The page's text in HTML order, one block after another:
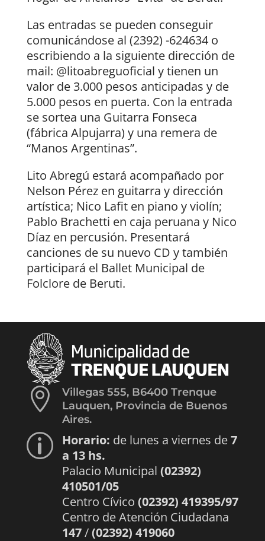
Las entradas se pueden conseguir
comunicándose al (2392) -624634 o
escribiendo a la siguiente dirección de
mail: @litoabreguoficial y tienen un
valor de 3.000 pesos anticipadas y de
5.000 pesos en puerta. Con la entrada
se sortea una Guitarra Fonseca
(fábrica Alpujarra) y una remera de
“Manos Argentinas”.
Lito Abregú estará acompañado por
Nelson Pérez en guitarra y dirección
artística; Nico Lafit en piano y violín;
Pablo Brachetti en caja peruana y Nico
Díaz en percusión. Presentará
canciones de su nuevo CD y también
participará el Ballet Municipal de
Folclore de Beruti.

Villegas 555, B6400 Trenque
Lauquen, Provincia de Buenos
Aires.
p Horario: de lunes a viernes de7
a 13 hs.
Palacio Municipal (02392)
410501/05
Centro Cívico (02392) 419395/97
Centro de Atención Ciudadana
147/(02392) 419060